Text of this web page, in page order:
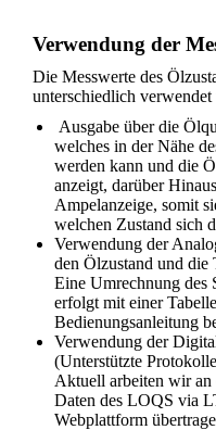
Verwendung der
Die Messwerte des
unterschiedlich verwendet
Ausgabe über die
welches in der Nähe
werden kann und die
anzeigt, darüber
Ampelanzeige, somit
welchen Zustand sich
Verwendung der
den Ölzustand und die
Eine Umrechnung des
erfolgt mit einer
Bedienungsanleitung
Verwendung der
(Unterstützte
Aktuell arbeiten wir
Daten des LOQS via
Webplattform